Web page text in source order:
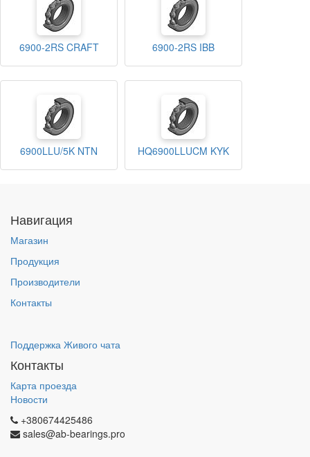
6900-2RS CRAFT 6900-2RS IBB
6900LLU/5K NTN HQ6900LLUCM KYK
Навигация
Магазин
Продукция
Производители
Контакты
Поддержка Живого чата
Контакты
Карта проезда
Новости
+380674425486
sales@ab-bearings.pro